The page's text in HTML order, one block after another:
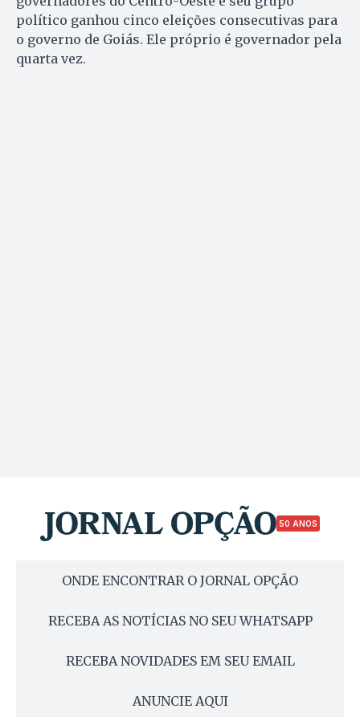
político ganhou cinco eleições consecutivas para
o governo de Goiás. Ele próprio é governador pela
quarta vez.
50 ANOS
ONDE ENCONTRAR O JORNAL OPÇÃO
RECEBA AS NOTÍCIAS NO SEU WHATSAPP
RECEBA NOVIDADES EM SEU EMAIL
ANUNCIE AQUI